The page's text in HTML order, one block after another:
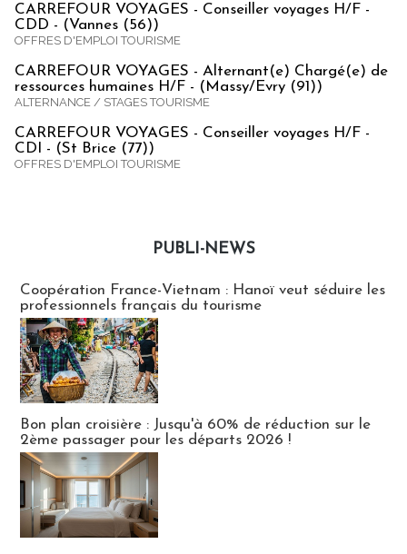
CARREFOUR VOYAGES - Conseiller voyages H/F -
CDD - (Vannes (56))
OFFRES D'EMPLOI TOURISME
CARREFOUR VOYAGES - Alternant(e) Chargé(e) de
ressources humaines H/F - (Massy/Evry (91))
ALTERNANCE / STAGES TOURISME
CARREFOUR VOYAGES - Conseiller voyages H/F -
CDI - (St Brice (77))
OFFRES D'EMPLOI TOURISME
PUBLI-NEWS
Coopération France-Vietnam : Hanoï veut séduire les
professionnels français du tourisme
Bon plan croisière : Jusqu'à 60% de réduction sur le
2ème passager pour les départs 2026 !